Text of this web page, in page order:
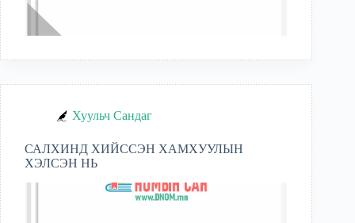
Хуульч Сандаг
САЛХИНД ХИЙССЭН ХАМХУУЛЫН
ХЭЛСЭН НЬ